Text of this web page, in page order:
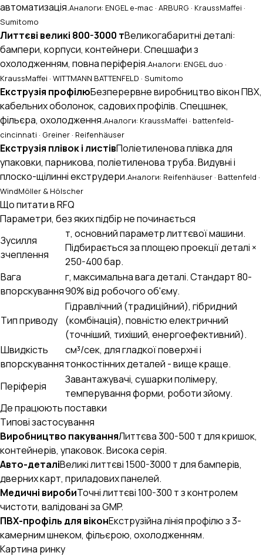
автоматизація.Аналоги: ENGEL e-mac · ARBURG · KraussMaffei ·
Sumitomo
Литтєві великі 800-3000 тВеликогабаритні деталі:
бампери, корпуси, контейнери. Спецшафи з
охолодженням, повна періферія.Аналоги: ENGEL duo ·
KraussMaffei · WITTMANN BATTENFELD · Sumitomo
Екструзія профілюБезперервне виробництво вікон ПВХ,
кабельних оболонок, садових профілів. Спецшнек,
фільєра, охолодження.Аналоги: KraussMaffei · battenfeld-
cincinnati · Greiner · Reifenhäuser
Екструзія плівок і листівПоліетиленова плівка для
упаковки, парникова, поліетиленова труба. Видувні і
плоско-щілинні екструдери.Аналоги: Reifenhäuser · Battenfeld ·
WindMöller & Hölscher
Що питати в RFQ
Параметри, без яких підбір не починається
Зусилля
зчеплення
т, основний параметр литтєвої машини.
Підбирається за площею проекції деталі ×
250-400 бар.
Вага
впорскування
г, максимальна вага деталі. Стандарт 80-
90% від робочого об'єму.
Тип приводу
Гідравлічний (традиційний), гібридний
(комбінація), повністю електричний
(точніший, тихіший, енергоефективний).
Швидкість
впорскування
см³/сек, для гладкої поверхні і
тонкостінних деталей - вище краще.
Періферія
Завантажувачі, сушарки полімеру,
темперування форми, роботи зйому.
Де працюють поставки
Типові застосування
Виробництво пакуванняЛиттєва 300-500 т для кришок,
контейнерів, упаковок. Висока серія.
Авто-деталіВеликі литтєві 1500-3000 т для бамперів,
дверних карт, приладових панелей.
Медичні виробиТочні литтєві 100-300 т з контролем
чистоти, валідовані за GMP.
ПВХ-профіль для віконЕкструзійна лінія профілю з 3-
камерним шнеком, фільєрою, охолодженням.
Картина ринку